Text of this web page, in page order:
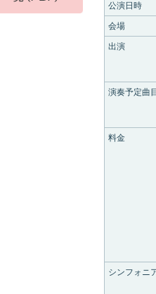
公演日時
会場
出演
演奏予定曲目
料金
シンフォニ